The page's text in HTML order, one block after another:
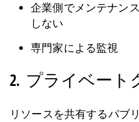
企業側でメンテナン
しない
専門家による監視
2. プライベート
リソースを共有するパブ